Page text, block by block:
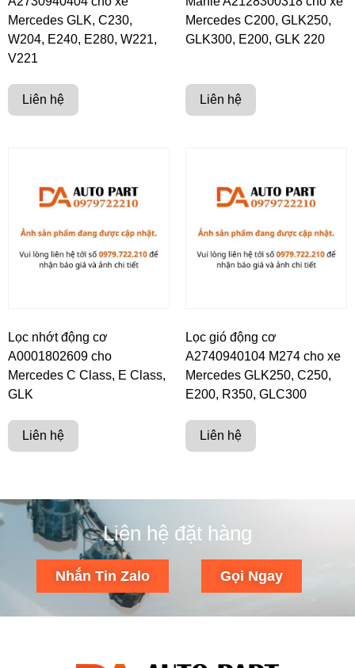
Mercedes GLK, C230,
W204, E240, E280, W221,
V221
Liên hệ
Mercedes C200, GLK250,
GLK300, E200, GLK 220
Liên hệ
Lọc nhớt động cơ
A0001802609 cho
Mercedes C Class, E Class,
GLK
Liên hệ
Lọc gió động cơ
A2740940104 M274 cho xe
Mercedes GLK250, C250,
E200, R350, GLC300
Liên hệ
Liên hệ đặt hàng
Nhắn Tin Zalo Gọi Ngay